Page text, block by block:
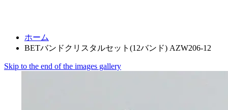
ホーム
BETバンドクリスタルセット(12バンド) AZW206-12
Skip to the end of the images gallery